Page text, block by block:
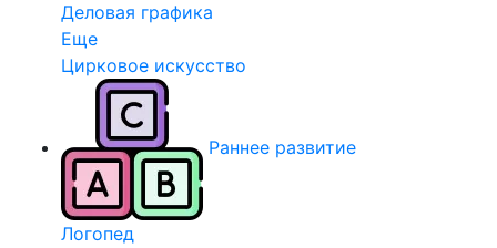
Деловая графика
Еще
Цирковое искусство
Раннее развитие
Логопед